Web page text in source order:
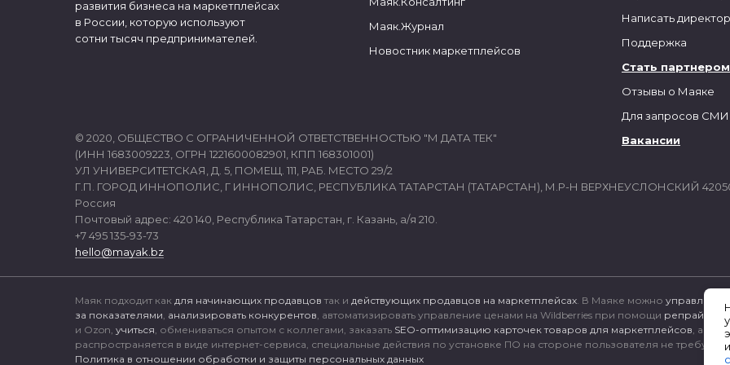
Маяк.Журнал
Новостник маркетплейсов
Написать
Поддержка
Стать партнером
Отзывы о Маяке
Для запросов СМИ
Вакансии
развития бизнеса на маркетплейсах
в России, которую используют
сотни тысяч предпринимателей.
© 2020, ОБЩЕСТВО С ОГРАНИЧЕННОЙ ОТВЕТСТВЕННОСТЬЮ "М ДАТА ТЕК"
(ИНН 1683009223, ОГРН 1221600082901, КПП 168301001)
УЛ УНИВЕРСИТЕТСКАЯ, Д. 5, ПОМЕЩ. 111, РАБ. МЕСТО 29/2
Г.П. ГОРОД ИННОПОЛИС, Г ИННОПОЛИС, РЕСПУБЛИКА ТАТАРСТАН (ТАТАРСТАН), М.Р-Н ВЕРХНЕУСЛОНСКИЙ
Россия
Почтовый адрес: 420 140, Республика Татарстан, г. Казань, а/я 210.
+7 495 135-93-73
hello@mayak.bz
Маяк подходит как для начинающих продавцов так и действующих продавцов на маркетплейсах. В Маяке можно управлять
за показателями, анализировать конкурентов, автоматизировать управление ценами на Wildberries при помощи репрайсера
и Ozon, учиться, обмениваться опытом с коллегами, заказать SEO-оптимизацию карточек товаров для маркетплейсов, а так
распространяется в виде интернет-сервиса, специальные действия по установке ПО на стороне пользователя не
Политика в отношении обработки и защиты персональных данных